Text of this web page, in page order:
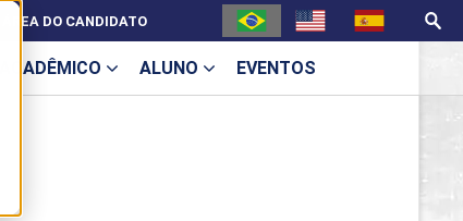
ACADÊMICO ALUNO EVENTOS
ÁREA DO CANDIDATO